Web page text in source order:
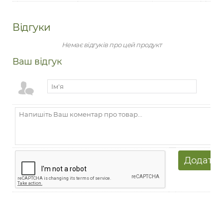
Відгуки
Немає відгуків про цей продукт
Ваш відгук